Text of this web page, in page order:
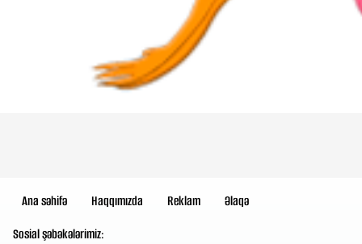
Ana səhifə Haqqımızda Reklam
Əlaqə
Sosial şəbəkələrimiz: